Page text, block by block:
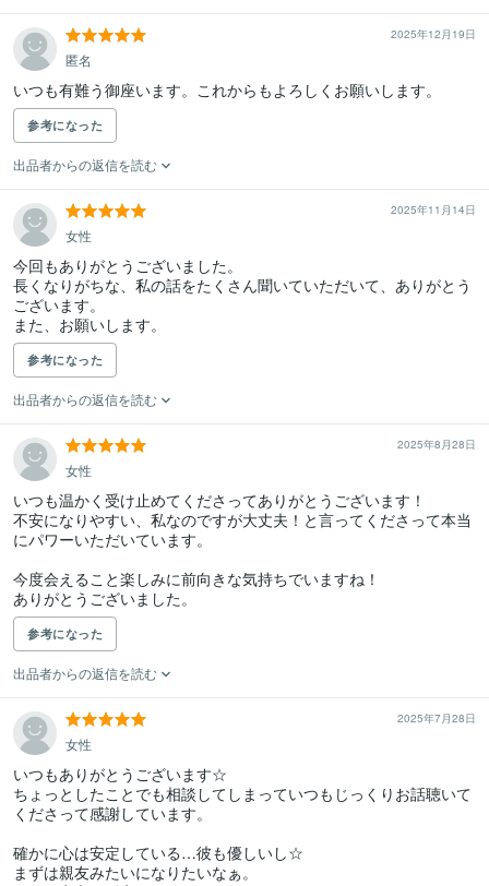
2025年12月19日
匿名
いつも有難う御座います。これからもよろしくお願いします。
参考になった
出品者からの返信を読む
2025年11月14日
女性
今回もありがとうございました。
長くなりがちな、私の話をたくさん聞いていただいて、ありがとう
ございます。
また、お願いします。
参考になった
出品者からの返信を読む
2025年8月28日
女性
いつも温かく受け止めてくださってありがとうございます！
不安になりやすい、私なのですが大丈夫！と言ってくださって本当
にパワーいただいています。
今度会えること楽しみに前向きな気持ちでいますね！
ありがとうございました。
参考になった
出品者からの返信を読む
2025年7月28日
女性
いつもありがとうございます☆
ちょっとしたことでも相談してしまっていつもじっくりお話聴いて
くださって感謝しています。
確かに心は安定している…彼も優しいし☆
まずは親友みたいになりたいなぁ。